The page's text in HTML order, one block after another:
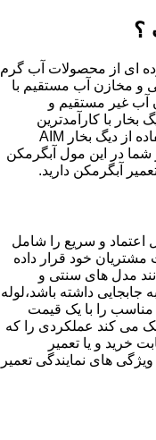
؟
ای از محصولات آب گرم
و مخازن آب مستقیم با
مخازن آب غیر مستقیم و
با کارآمدترین
دیگهای آب مصرفی نیاز دارید و شما با استفاده از دیگ بخار AIM
شما در این مول آبگرمکن
آبگرمکن دارید.
اعتماد و سریع را شامل
خود قرار داده
مدل های سنتی و
جابجایی داشته باشد،لوله
مناسب را با یک قیمت
می کند عملکردی را که
خرید و یا تعمیر
های نمایندگی تعمیر